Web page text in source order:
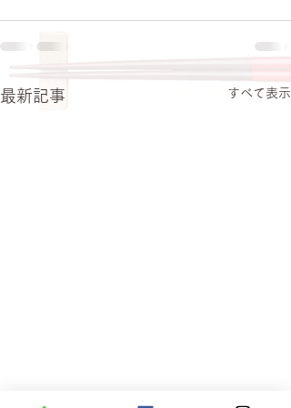
最新記事 すべて表示